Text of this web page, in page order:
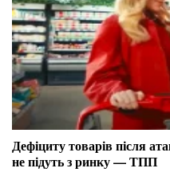
Дефіциту товарів після
не підуть з ринку — ТПП